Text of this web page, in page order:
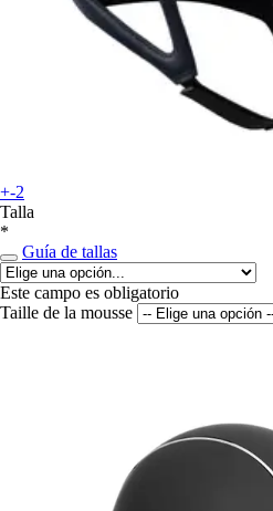
+-2
Talla
*
Guía de tallas
Este campo es obligatorio
Taille de la mousse